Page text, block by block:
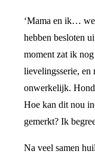
‘Mama en ik…
hebben besloten
moment zat ik
lievelingsserie, en
onwerkelijk.
Hoe kan dit nou
gemerkt? Ik
Na veel samen